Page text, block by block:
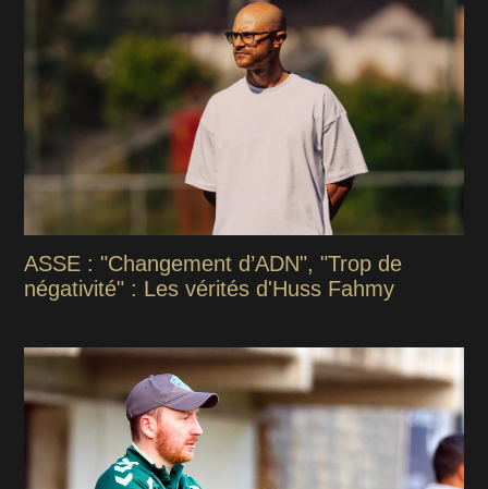
ASSE : "Changement d’ADN", "Trop de
négativité" : Les vérités d'Huss Fahmy